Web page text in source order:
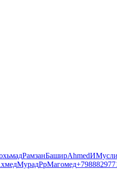
РамзанБаширAhmedИ
МурадРрМагомед